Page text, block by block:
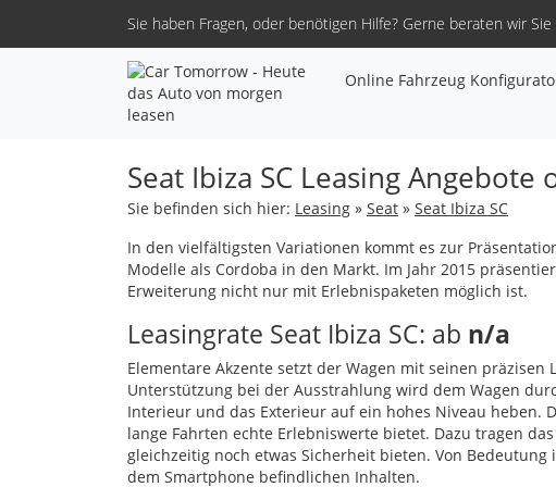
Sie haben Fragen, oder benötigen Hilfe? Gerne beraten wir
Online Fahrzeug
Seat Ibiza SC Leasing Angebote
Sie befinden sich hier: Leasing » Seat » Seat Ibiza SC
In den vielfältigsten Variationen kommt es zur
Modelle als Cordoba in den Markt. Im Jahr 2015
Erweiterung nicht nur mit Erlebnispaketen möglich ist.
Leasingrate Seat Ibiza SC: ab n/a
Elementare Akzente setzt der Wagen mit seinen
Unterstützung bei der Ausstrahlung wird dem Wagen
Interieur und das Exterieur auf ein hohes Niveau heben.
lange Fahrten echte Erlebniswerte bietet. Dazu tragen
gleichzeitig noch etwas Sicherheit bieten. Von
dem Smartphone befindlichen Inhalten.